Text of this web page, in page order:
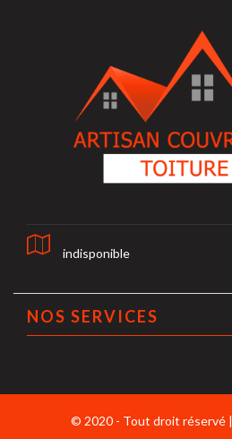
indisponible
NOS SERVICES
© 2020 - Tout droit réservé |